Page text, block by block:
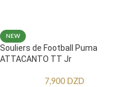
NEW
Souliers de Football Puma
ATTACANTO TT Jr
7,900 DZD